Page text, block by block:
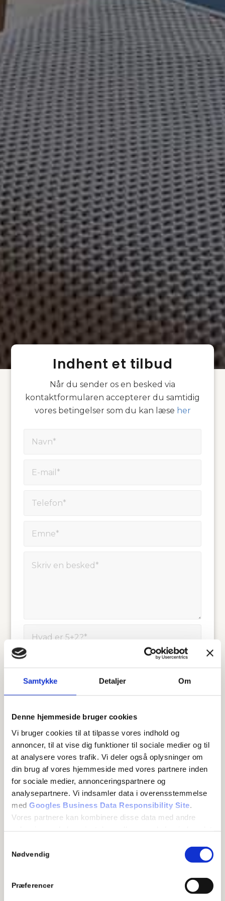
Samtykke Detaljer Om
Denne hjemmeside bruger cookies
Vi bruger cookies til at tilpasse vores indhold og
annoncer, til at vise dig funktioner til sociale medier og til
at analysere vores trafik. Vi deler også oplysninger om
din brug af vores hjemmeside med vores partnere inden
for sociale medier, annonceringspartnere og
analysepartnere. Vi indsamler data i overensstemmelse
med Googles Business Data Responsibility Site
Vores partnere kan kombinere disse data med andre
Se Cookie & Privatlivspolitik
Nødvendig
Præferencer
Gulvvarme under trægulve
– nøglen til et komfortabelt
modsætning til de fleste former for fliser og
Indhent et tilbud
Når du sender os en besked via
kontaktformularen accepterer du samtidig
vores betingelser som du kan læse her